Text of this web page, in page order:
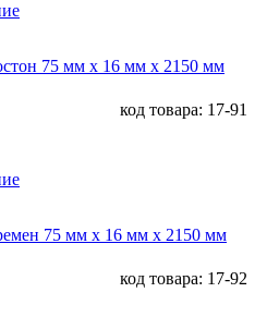
75 мм х 16 мм х 2150 мм
код товара: 17-91
75 мм х 16 мм х 2150 мм
код товара: 17-92